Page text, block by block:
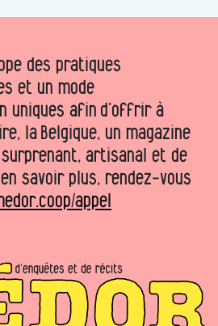
des pratiques
et un mode
uniques afin d’offrir à
la Belgique, un magazine
artisanal et de
savoir plus, rendez-vous
appel